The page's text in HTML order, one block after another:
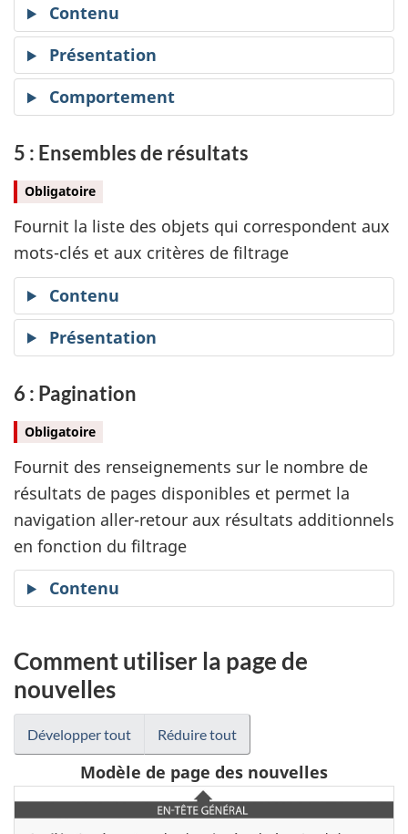
Contenu
Présentation
Comportement
5 : Ensembles de résultats
Obligatoire
Fournit la liste des objets qui correspondent aux
mots-clés et aux critères de filtrage
Contenu
Présentation
6 : Pagination
Obligatoire
Fournit des renseignements sur le nombre de
résultats de pages disponibles et permet la
navigation aller-retour aux résultats additionnels
en fonction du filtrage
Contenu
Comment utiliser la page de
nouvelles
Développer tout Réduire tout
Modèle de page des nouvelles